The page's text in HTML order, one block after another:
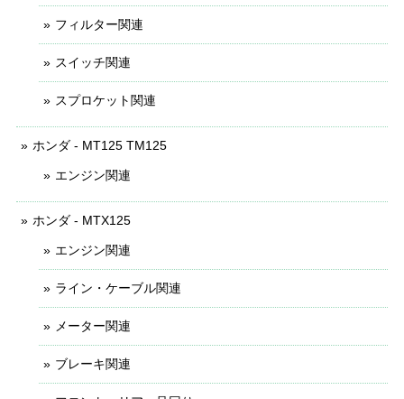
フィルター関連
スイッチ関連
スプロケット関連
ホンダ - MT125 TM125
エンジン関連
ホンダ - MTX125
エンジン関連
ライン・ケーブル関連
メーター関連
ブレーキ関連